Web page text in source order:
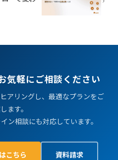
気軽にご相談ください
アリングし、最適なプランをご
ます。
相談にも対応しています。
こちら 資料請求